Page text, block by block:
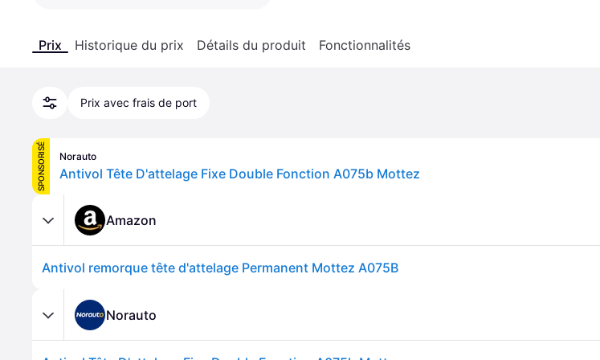
Prix Historique du prix Détails du produit Fonctionnalités
Prix avec frais de port
SPONSORISÉ Norauto
Antivol Tête D'attelage Fixe Double Fonction A075b Mottez
Amazon
Antivol remorque tête d'attelage Permanent Mottez A075B
Norauto